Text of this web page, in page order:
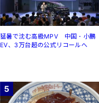
猛暑で沈む高級MPV 中国・小鵬
EV、3万台超の公式リコールへ
5